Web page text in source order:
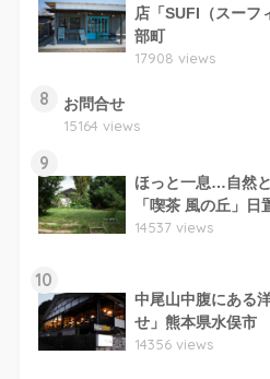
店「SUFI（スーフ
部町
17908 views
8
お問合せ
15164 views
9
ほっと一息…自然
「喫茶 風の丘」日
14537 views
10
中尾山中腹にある
せ」熊本県水俣市
14356 views